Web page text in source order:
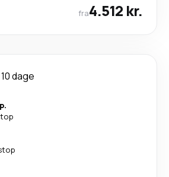
fra4.512 kr.
10 dage